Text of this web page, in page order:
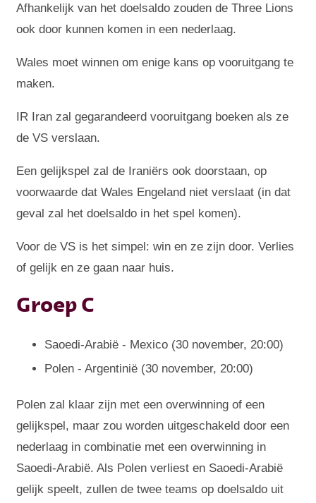
Afhankelijk van het doelsaldo zouden de Three Lions
ook door kunnen komen in een nederlaag.
Wales moet winnen om enige kans op vooruitgang te
maken.
IR Iran zal gegarandeerd vooruitgang boeken als ze
de VS verslaan.
Een gelijkspel zal de Iraniërs ook doorstaan, op
voorwaarde dat Wales Engeland niet verslaat (in dat
geval zal het doelsaldo in het spel komen).
Voor de VS is het simpel: win en ze zijn door. Verlies
of gelijk en ze gaan naar huis.
Groep C
Saoedi-Arabië - Mexico (30 november, 20:00)
Polen - Argentinië (30 november, 20:00)
Polen zal klaar zijn met een overwinning of een
gelijkspel, maar zou worden uitgeschakeld door een
nederlaag in combinatie met een overwinning in
Saoedi-Arabië. Als Polen verliest en Saoedi-Arabië
gelijk speelt, zullen de twee teams op doelsaldo uit